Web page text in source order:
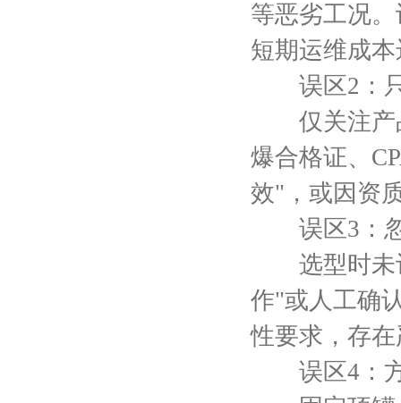
等恶劣工况
短期运维成
误区2：只
仅关注产品
爆合格证、
效"，或因资
误区3：忽
选型时未评
作"或人工确
性要求，存
误区4：方